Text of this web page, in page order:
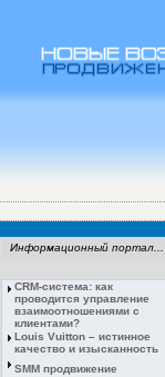
Информационный портал...
CRM-система: как
проводится управление
взаимоотношениями с
клиентами?
Louis Vuitton – истинное
качество и изысканность
SMM продвижение